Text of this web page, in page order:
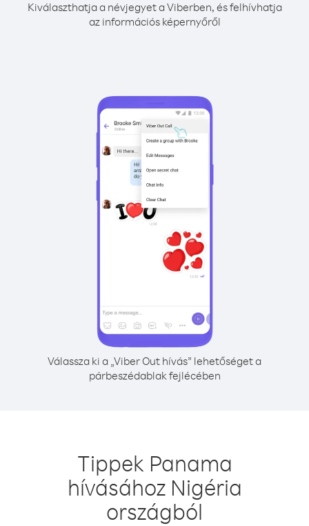
Kiválaszthatja a névjegyet a Viberben, és felhívhatja
az információs képernyőről
Válassza ki a „Viber Out hívás” lehetőséget a
párbeszédablak fejlécében
Tippek Panama
hívásához Nigéria
országból